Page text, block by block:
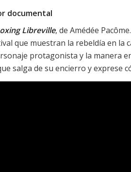
documental
Libreville, de Amédée
que muestran la rebeldía en la
protagonista y la manera
salga de su encierro y exprese